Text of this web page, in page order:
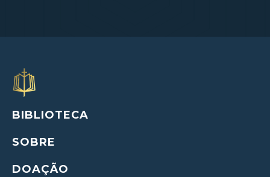
BIBLIOTECA
SOBRE
DOAÇÃO